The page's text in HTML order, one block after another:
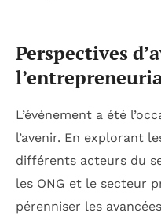
Perspectives
L’événement a été
l’avenir. En explorant
différents acteurs du
les ONG et le secteur
pérenniser les